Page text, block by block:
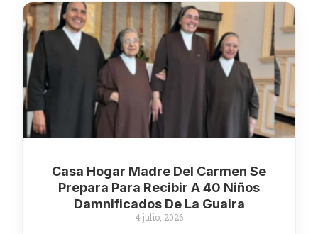
Casa Hogar Madre Del Carmen Se
Prepara Para Recibir A 40 Niños
Damnificados De La Guaira
4 julio, 2026